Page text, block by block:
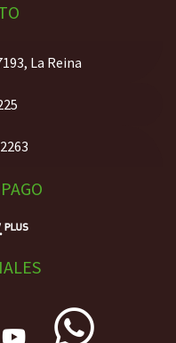
La Reina